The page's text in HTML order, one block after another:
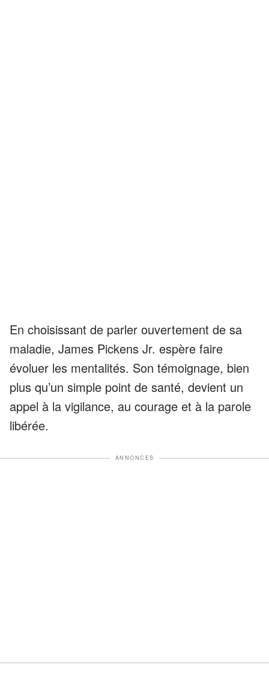
En choisissant de parler ouvertement de sa
maladie, James Pickens Jr. espère faire
évoluer les mentalités. Son témoignage, bien
plus qu’un simple point de santé, devient un
appel à la vigilance, au courage et à la parole
libérée.
ANNONCES